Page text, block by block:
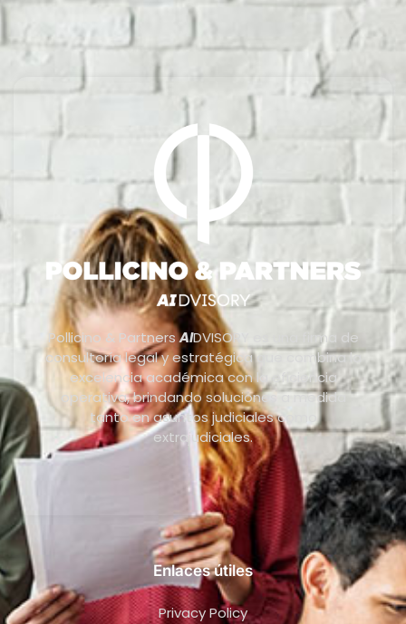
Pollicino & PartnersAIDVISORY es una firma de
consultoría legal y estratégica que combina la
excelencia académica con la eficiencia
operativa, brindando soluciones a medida
tanto en asuntos judiciales como
extrajudiciales.
Enlaces útiles
Privacy Policy